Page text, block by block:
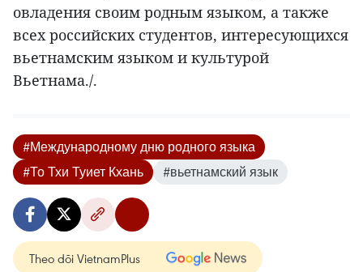
овладения своим родным языком, а также
всех российских студентов, интересующихся
вьетнамским языком и культурой
Вьетнама./.
#Международному дню родного языка
#То Тхи Туиет Кхань
#вьетнамский язык
Theo dõi VietnamPlus